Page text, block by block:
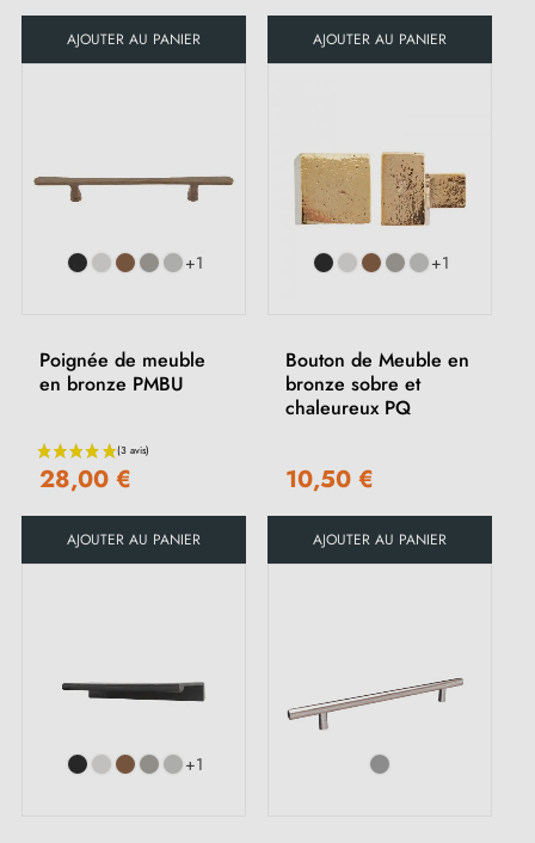
AJOUTER AU PANIER AJOUTER AU PANIER
+1
Poignée de meuble
en bronze PMBU
28,00 €
AJOUTER AU PANIER
+1
Bouton de Meuble en
bronze sobre et
chaleureux PQ
10,50 €
AJOUTER AU PANIER
+1